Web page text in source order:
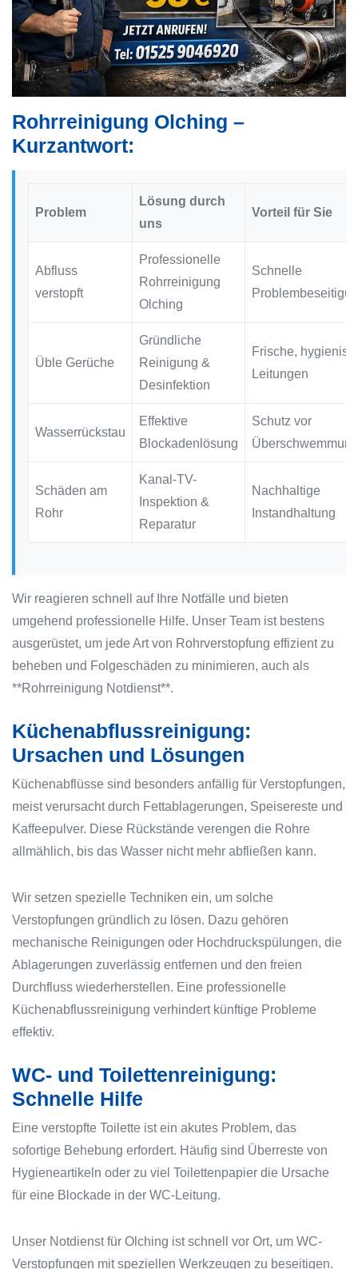
Rohrreinigung Olching –
Kurzantwort:
Problem
Lösung durch
uns
Vorteil für Sie
Abfluss
verstopft
Professionelle
Rohrreinigung
Olching
Schnelle
Üble Gerüche
Gründliche
Reinigung &
Desinfektion
Frische,
Leitungen
Wasserrückstau
Effektive
Blockadenlösung
Schutz vor
Schäden am
Rohr
Kanal-TV-
Inspektion &
Reparatur
Nachhaltige
Instandhaltung
Wir reagieren schnell auf Ihre Notfälle und bieten
umgehend professionelle Hilfe. Unser Team ist bestens
ausgerüstet, um jede Art von Rohrverstopfung effizient zu
beheben und Folgeschäden zu minimieren, auch als
**Rohrreinigung Notdienst**.
Küchenabflussreinigung:
Ursachen und Lösungen
Küchenabflüsse sind besonders anfällig für Verstopfungen,
meist verursacht durch Fettablagerungen, Speisereste und
Kaffeepulver. Diese Rückstände verengen die Rohre
allmählich, bis das Wasser nicht mehr abfließen kann.
Wir setzen spezielle Techniken ein, um solche
Verstopfungen gründlich zu lösen. Dazu gehören
mechanische Reinigungen oder Hochdruckspülungen, die
Ablagerungen zuverlässig entfernen und den freien
Durchfluss wiederherstellen. Eine professionelle
Küchenabflussreinigung verhindert künftige Probleme
effektiv.
WC- und Toilettenreinigung:
Schnelle Hilfe
Eine verstopfte Toilette ist ein akutes Problem, das
sofortige Behebung erfordert. Häufig sind Überreste von
Hygieneartikeln oder zu viel Toilettenpapier die Ursache
für eine Blockade in der WC-Leitung.
Unser Notdienst für Olching ist schnell vor Ort, um WC-
Verstopfungen mit speziellen Werkzeugen zu beseitigen.